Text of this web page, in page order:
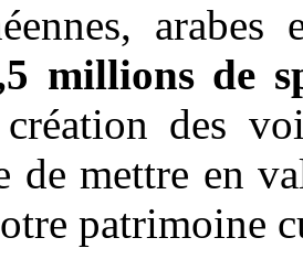
millions de
des
de mettre en
patrimoine